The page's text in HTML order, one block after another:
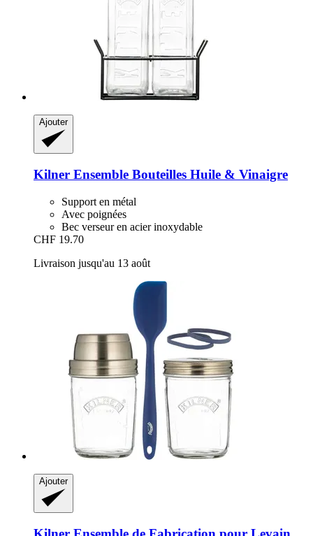
Ajouter
Kilner Ensemble Bouteilles Huile & Vinaigre
Support en métal
Avec poignées
Bec verseur en acier inoxydable
CHF 19.70
Livraison jusqu'au 13 août
Ajouter